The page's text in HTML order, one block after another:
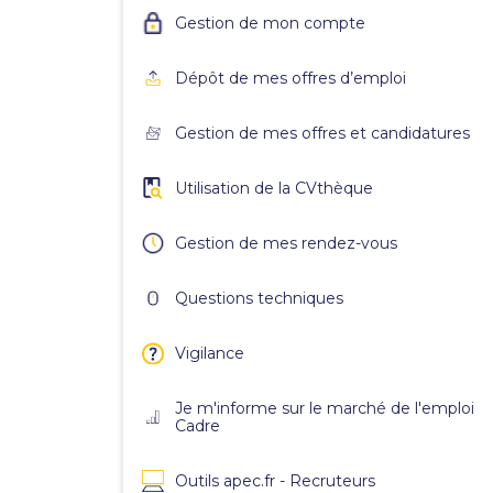
Gestion de mon compte
Dépôt de mes offres d’emploi
Gestion de mes offres et candidatures
Utilisation de la CVthèque
Gestion de mes rendez-vous
Questions techniques
Vigilance
Je m'informe sur le marché de l'emploi
Cadre
Outils apec.fr - Recruteurs